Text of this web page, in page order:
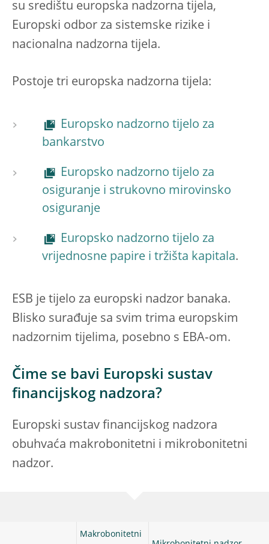
su središtu europska nadzorna tijela,
Europski odbor za sistemske rizike i
nacionalna nadzorna tijela.
Postoje tri europska nadzorna tijela:
Europsko nadzorno tijelo za
bankarstvo
Europsko nadzorno tijelo za
osiguranje i strukovno mirovinsko
osiguranje
Europsko nadzorno tijelo za
vrijednosne papire i tržišta kapitala.
ESB je tijelo za europski nadzor banaka.
Blisko surađuje sa svim trima europskim
nadzornim tijelima, posebno s EBA‑om.
Čime se bavi Europski sustav
financijskog nadzora?
Europski sustav financijskog nadzora
obuhvaća makrobonitetni i mikrobonitetni
nadzor.
Makrobonitetni